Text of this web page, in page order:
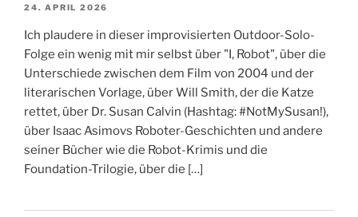
24. APRIL 2026
Ich plaudere in dieser improvisierten Outdoor-Solo-
Folge ein wenig mit mir selbst über "I, Robot", über die
Unterschiede zwischen dem Film von 2004 und der
literarischen Vorlage, über Will Smith, der die Katze
rettet, über Dr. Susan Calvin (Hashtag: #NotMySusan!),
über Isaac Asimovs Roboter-Geschichten und andere
seiner Bücher wie die Robot-Krimis und die
Foundation-Trilogie, über die […]